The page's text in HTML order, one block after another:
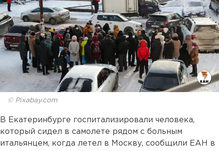
© Pixabay.com
В Екатеринбурге госпитализировали человека,
который сидел в самолете рядом с больным
итальянцем, когда летел в Москву, сообщили ЕАН в